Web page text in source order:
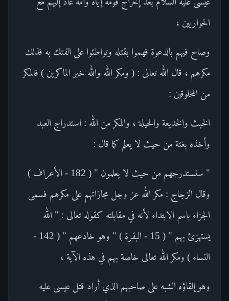
الحواريين ،
وصاح فيهم بالدعوة فهموا بقتله وتواطئوا على الفتك به فذلك
مكرهم ، قال الله تعالى : ( ومكر الله والله خير الماكرين ) فالمكر
من المخلوقين :
الخبث والخديعة والحيلة ، والمكر من الله : استدراج العبد
وأخذه بغتة من حيث لا يعلم كما قال :
" سنستدرجهم من حيث لا يعلمون " ( 182 - الأعراف )
وقال الزجاج : مكر الله عز وجل مجازاتهم على مكرهم فسمى
الجزاء باسم الابتداء لأنه في مقابلته كقوله تعالى : " الله
يستهزئ بهم " ( 15 - البقرة ) " وهو خادعهم " ( 142 -
النساء ) ومكر الله تعالى خاصة بهم في هذه الآية ،
وهو إلقاؤه الشبه على صاحبهم الذي أراد قتل عيسى عليه